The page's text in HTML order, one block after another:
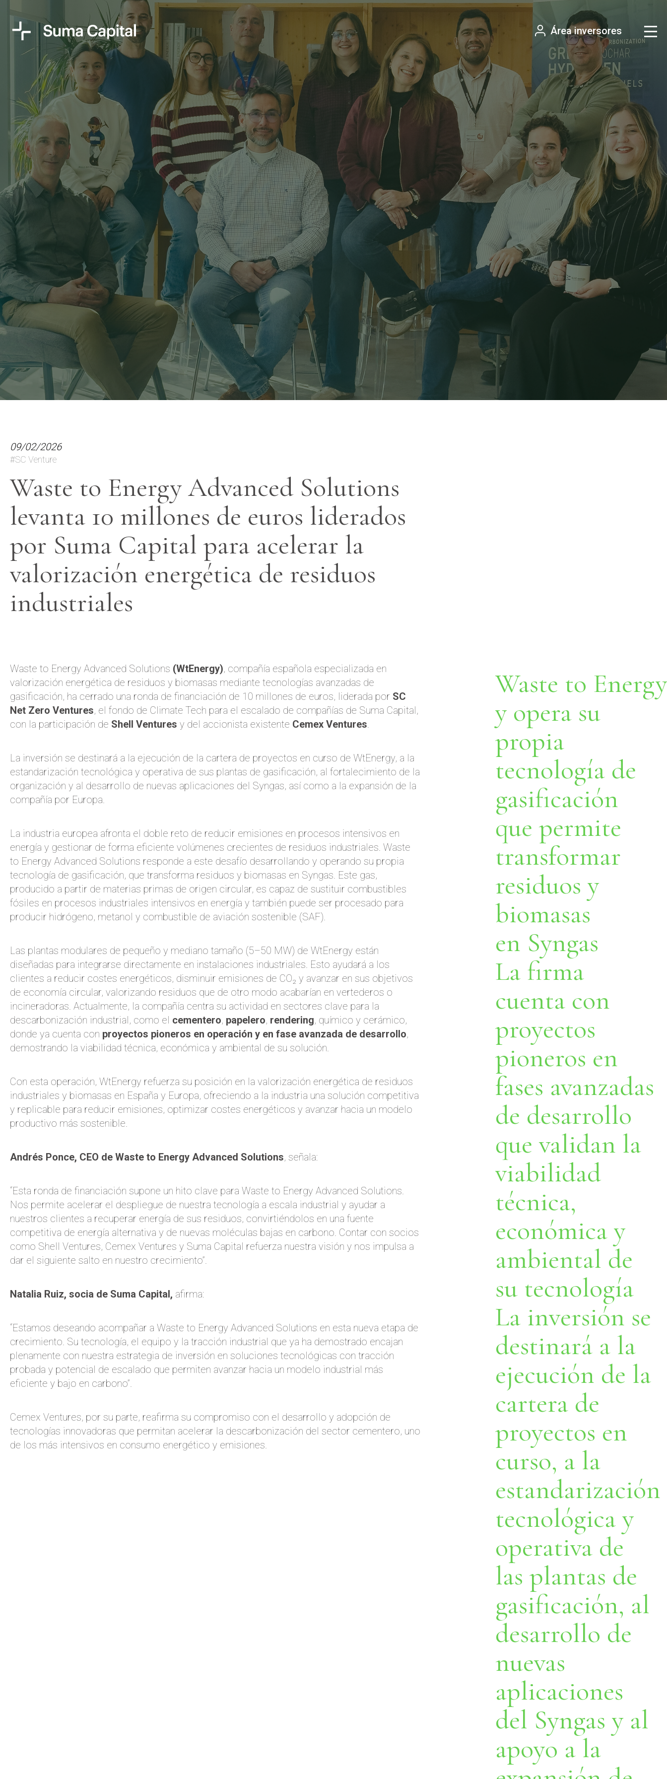
Área inversores
09/02/2026
#SC Venture
Waste to Energy Advanced Solutions
levanta 10 millones de euros liderados
por Suma Capital para acelerar la
valorización energética de residuos
industriales
Waste to Energy Advanced Solutions (WtEnergy), compañía española especializada en
valorización energética de residuos y biomasas mediante tecnologías avanzadas de
gasificación, ha cerrado una ronda de financiación de 10 millones de euros, liderada por SC
Net Zero Ventures, el fondo de Climate Tech para el escalado de compañías de Suma Capital,
con la participación de Shell Ventures y del accionista existente Cemex Ventures.
La inversión se destinará a la ejecución de la cartera de proyectos en curso de WtEnergy, a la
estandarización tecnológica y operativa de sus plantas de gasificación, al fortalecimiento de la
organización y al desarrollo de nuevas aplicaciones del Syngas, así como a la expansión de la
compañía por Europa.
La industria europea afronta el doble reto de reducir emisiones en procesos intensivos en
energía y gestionar de forma eficiente volúmenes crecientes de residuos industriales. Waste
to Energy Advanced Solutions responde a este desafío desarrollando y operando su propia
tecnología de gasificación, que transforma residuos y biomasas en Syngas. Este gas,
producido a partir de materias primas de origen circular, es capaz de sustituir combustibles
fósiles en procesos industriales intensivos en energía y también puede ser procesado para
producir hidrógeno, metanol y combustible de aviación sostenible (SAF).
Las plantas modulares de pequeño y mediano tamaño (5–50 MW) de WtEnergy están
diseñadas para integrarse directamente en instalaciones industriales. Esto ayudará a los
clientes a reducir costes energéticos, disminuir emisiones de CO₂ y avanzar en sus objetivos
de economía circular, valorizando residuos que de otro modo acabarían en vertederos o
incineradoras. Actualmente, la compañía centra su actividad en sectores clave para la
descarbonización industrial, como el cementero, papelero, rendering, químico y cerámico,
donde ya cuenta con proyectos pioneros en operación y en fase avanzada de desarrollo,
demostrando la viabilidad técnica, económica y ambiental de su solución.
Con esta operación, WtEnergy refuerza su posición en la valorización energética de residuos
industriales y biomasas en España y Europa, ofreciendo a la industria una solución competitiva
y replicable para reducir emisiones, optimizar costes energéticos y avanzar hacia un modelo
productivo más sostenible.
Andrés Ponce, CEO de Waste to Energy Advanced Solutions, señala:
“Esta ronda de financiación supone un hito clave para Waste to Energy Advanced Solutions.
Nos permite acelerar el despliegue de nuestra tecnología a escala industrial y ayudar a
nuestros clientes a recuperar energía de sus residuos, convirtiéndolos en una fuente
competitiva de energía alternativa y de nuevas moléculas bajas en carbono. Contar con socios
como Shell Ventures, Cemex Ventures y Suma Capital refuerza nuestra visión y nos impulsa a
dar el siguiente salto en nuestro crecimiento”.
Natalia Ruiz, socia de Suma Capital, afirma:
“Estamos deseando acompañar a Waste to Energy Advanced Solutions en esta nueva etapa de
crecimiento. Su tecnología, el equipo y la tracción industrial que ya ha demostrado encajan
plenamente con nuestra estrategia de inversión en soluciones tecnológicas con tracción
probada y potencial de escalado que permiten avanzar hacia un modelo industrial más
eficiente y bajo en carbono”.
Cemex Ventures, por su parte, reafirma su compromiso con el desarrollo y adopción de
tecnologías innovadoras que permitan acelerar la descarbonización del sector cementero, uno
de los más intensivos en consumo energético y emisiones.
Waste to
y opera su
propia
tecnología de
gasificación
que permite
transformar
residuos y
biomasas
en Syngas
La firma
cuenta con
proyectos
pioneros en
fases avanzadas
de desarrollo
que validan la
viabilidad
técnica,
económica y
ambiental de
su tecnología
La inversión se
destinará a la
ejecución de la
cartera de
proyectos en
curso, a la
estandarización
tecnológica y
operativa de
las plantas de
gasificación, al
desarrollo de
nuevas
aplicaciones
del Syngas y al
apoyo a la